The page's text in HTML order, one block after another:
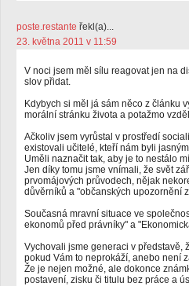
poste.restante řekl(a)...
23. května 2011 v 11:59
V noci jsem měl sílu reagovat jen na
slov přidat.
Kdybych si měl já sám něco z článku
morální stránku života a potažmo
Ačkoliv jsem vyrůstal v prostředí
existovali učitelé, kteří nám byli
Uměli naznačit tak, aby je to nestálo
Jen díky tomu jsme vnímali, že svět
prvomájových průvodech, nějak
důvěrníků a "občanských upozornění
Současná mravní situace ve
ekonomů před právníky" a
Vychovali jsme generaci v představě,
pokud Vám to neprokáží, anebo není
Že je nejen možné, ale dokonce
postavení, zisku či titulu bez práce a